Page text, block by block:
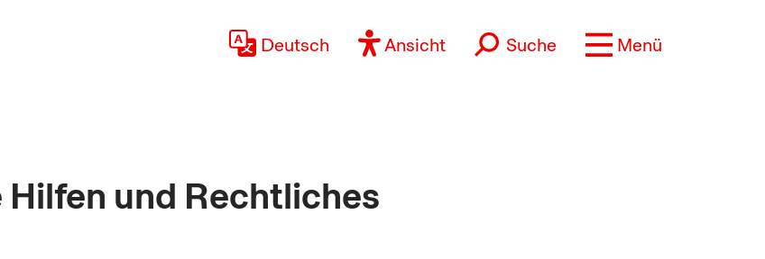
Deutsch
Ansicht Suche Menü
Hilfen und Rechtliches